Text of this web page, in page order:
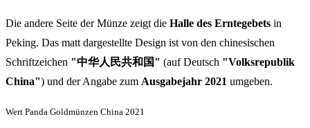
Die andere Seite der Münze zeigt die Halle des Erntegebets in
Peking. Das matt dargestellte Design ist von den chinesischen
Schriftzeichen "中华人民共和国" (auf Deutsch "Volksrepublik
China") und der Angabe zum Ausgabejahr 2021 umgeben.
Wert Panda Goldmünzen China 2021